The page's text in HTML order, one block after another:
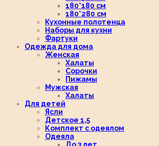
180*180 см
180*280 см
Кухонные полотенца
Наборы для кухни
Фартуки
Одежда для дома
Женская
Халаты
Сорочки
Пижамы
Мужская
Халаты
Для детей
Ясли
Детское 1,5
Комплект с одеялом
Одеяла
До 3 лет